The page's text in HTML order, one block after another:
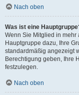
Nach oben
Was ist eine
Wenn Sie Mitglied in
Hauptgruppe dazu, Ihre
standardmäßig angezeigt
Berechtigung geben, Ihre
festzulegen.
Nach oben